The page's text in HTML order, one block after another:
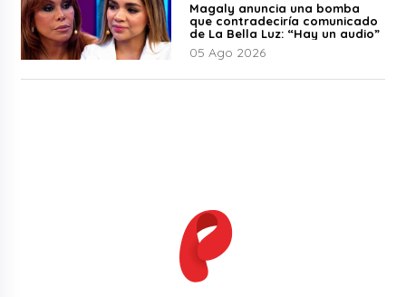
Magaly anuncia una bomba
que contradeciría comunicado
de La Bella Luz: “Hay un audio”
05 Ago 2026